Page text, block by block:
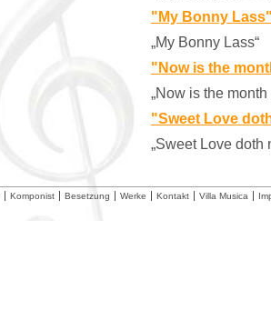
"My Bonny
„My Bonny Lass“
"Now is the
„Now is the month
"Sweet Love
„Sweet Love doth
Komponist Besetzung Werke Kontakt Villa Musica